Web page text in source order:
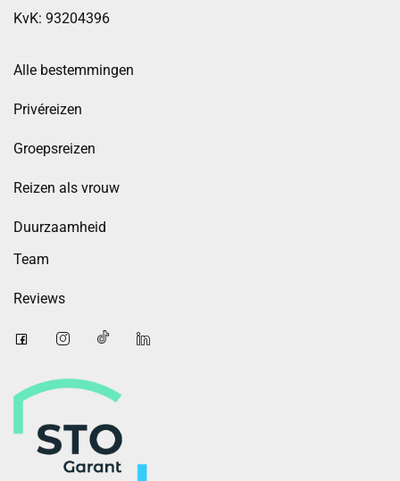
KvK: 93204396
Alle bestemmingen
Privéreizen
Groepsreizen
Reizen als vrouw
Duurzaamheid
Team
Reviews